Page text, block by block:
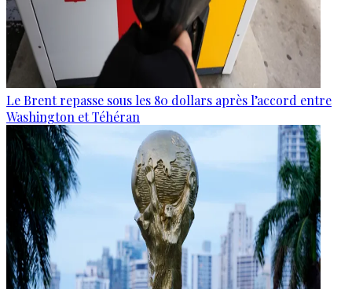
Le Brent repasse sous les 80 dollars après l’accord entre
Washington et Téhéran